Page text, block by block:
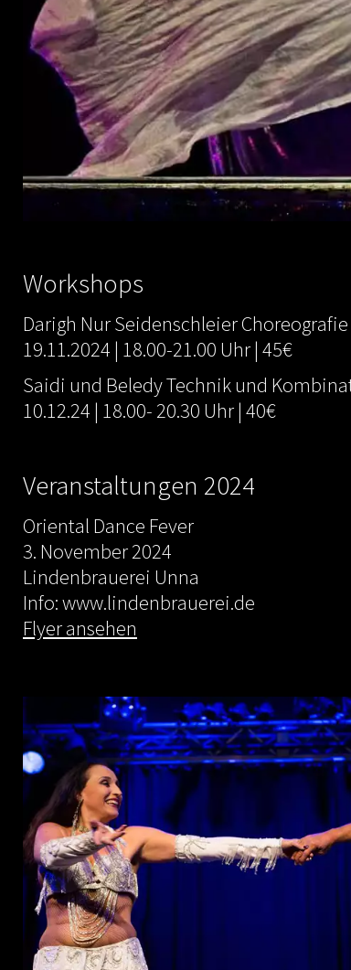
Workshops
Darigh Nur Seidenschleier Choreografie
19.11.2024 | 18.00-21.00 Uhr | 45€
Saidi und Beledy Technik und
10.12.24 | 18.00- 20.30 Uhr | 40€
Veranstaltungen 2024
Oriental Dance Fever
3. November 2024
Lindenbrauerei Unna
Info: www.lindenbrauerei.de
Flyer ansehen